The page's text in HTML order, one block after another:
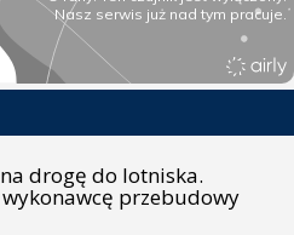
na drogę do lotniska.
przebudowy